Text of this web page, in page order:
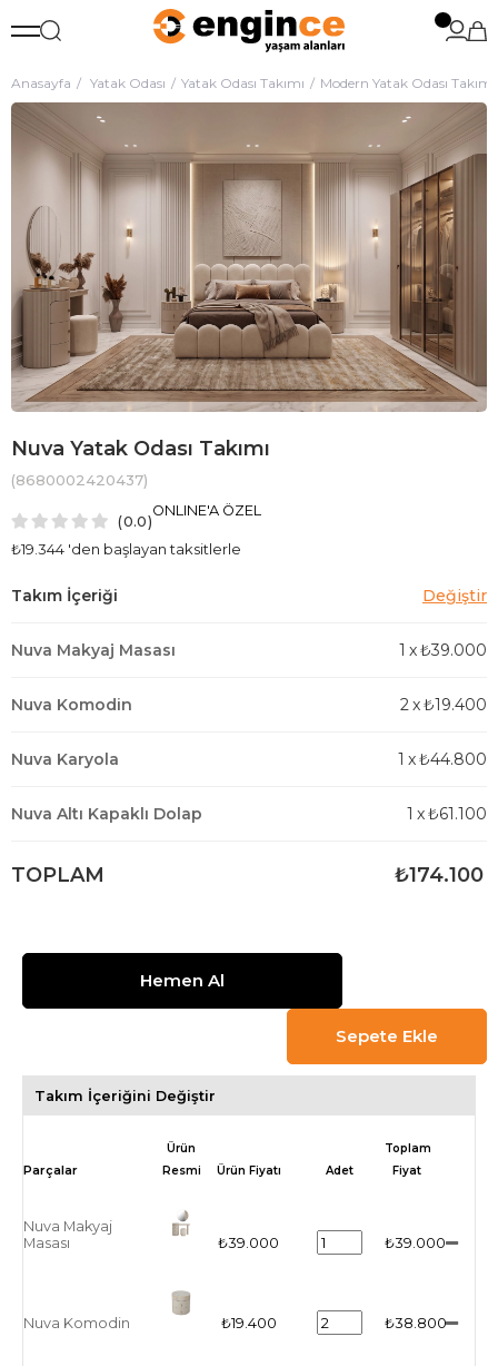
Anasayfa Yatak Odası Yatak Odası Takımı Modern Yatak Odası Takımı
Nuva Yatak Odası Takımı
(8680002420437)
0.0
₺19.344 'den başlayan taksitlerle
ONLINE'A ÖZEL
Nuva Makyaj Masası 1 x₺39.000
Nuva Komodin 2x₺19.400
Nuva Karyola 1 x₺44.800
Nuva Altı Kapaklı Dolap 1 x₺61.100
TOPLAM ₺174.100
Takım İçeriğini Değiştir
Ürün
Resmi
Ürün Fiyatı Adet
Toplam
Fiyat
Nuva Makyaj
Masası
₺39.000 ₺39.000
Nuva Komodin ₺19.400 ₺38.800